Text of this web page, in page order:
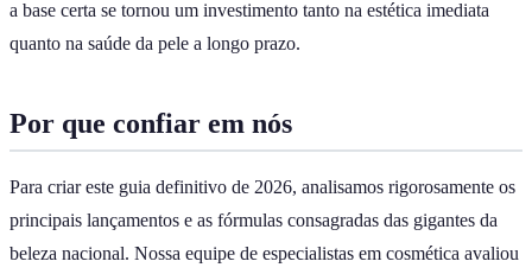
a base certa se tornou um investimento tanto na estética imediata
quanto na saúde da pele a longo prazo.
Por que confiar em nós
Para criar este guia definitivo de 2026, analisamos rigorosamente os
principais lançamentos e as fórmulas consagradas das gigantes da
beleza nacional. Nossa equipe de especialistas em cosmética avaliou